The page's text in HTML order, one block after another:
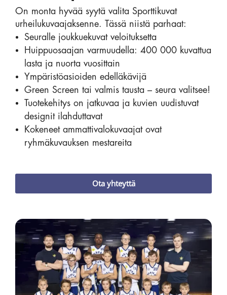
On monta hyvää syytä valita Sporttikuvat
urheilukuvaajaksenne. Tässä niistä parhaat:
Seuralle joukkuekuvat veloituksetta
Huippuosaajan varmuudella: 400 000 kuvattua
lasta ja nuorta vuosittain
Ympäristöasioiden edelläkävijä
Green Screen tai valmis tausta – seura valitsee!
Tuotekehitys on jatkuvaa ja kuvien uudistuvat
designit ilahduttavat
Kokeneet ammattivalokuvaajat ovat
ryhmäkuvauksen mestareita
Ota yhteyttä